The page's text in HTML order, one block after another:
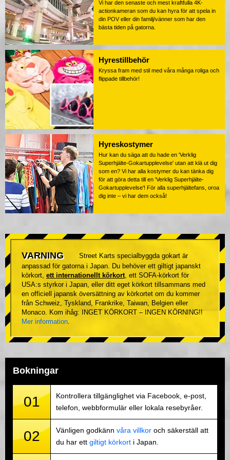
Vi har den senaste och mest kraftfulla 4K-
actionkameran som du kan hyra för att spela in
din POV eller din familj/vänner som har den
bästa tiden på gatorna.
Hyrestillbehör
Kryssa fram med stil med våra många roliga och
flippade tillbehör!
Hyreskostymer
Hur kan du säga att du hade en 'Verklig
Superhjälte-Gokartupplevelse' utan att klä ut dig
som en? Vi har alla kostymer du kan tänka dig
för att göra detta till en 'Verklig Superhjälte-
Gokartupplevelse'! För alla superhjältefans, oroa
dig inte – vi har dem också!
VARNING
Street Karts specialbyggda gokart är
anpassad för gatorna i Japan. Du behöver ett giltigt japanskt
körkort, ett internationellt körkort, ett SOFA-körkort för
USA:s styrkor i Japan, eller ditt eget körkort tillsammans med
en officiell japansk översättning av körkortet om du kommer
från Schweiz, Tyskland, Frankrike, Taiwan, Belgien eller
Monaco. Kom ihåg: INGET KÖRKORT – INGEN KÖRNING!!
Mer information.
Bokningar
01
Kontrollera tillgänglighet via Facebook, e-post,
telefon, webbformulär eller lokala resebyråer.
02 Vänligen godkänn våra villkor och säkerställ att
du har ett giltigt körkort i Japan.